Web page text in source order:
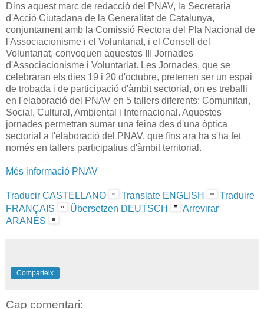
Dins aquest marc de redacció del PNAV, la Secretaria
d'Acció Ciutadana de la Generalitat de Catalunya,
conjuntament amb la Comissió Rectora del Pla Nacional de
l'Associacionisme i el Voluntariat, i el Consell del
Voluntariat, convoquen aquestes III Jornades
d'Associacionisme i Voluntariat. Les Jornades, que se
celebraran els dies 19 i 20 d'octubre, pretenen ser un espai
de trobada i de participació d'àmbit sectorial, on es treballi
en l'elaboració del PNAV en 5 tallers diferents: Comunitari,
Social, Cultural, Ambiental i Internacional. Aquestes
jornades permetran sumar una feina des d'una òptica
sectorial a l'elaboració del PNAV, que fins ara ha s'ha fet
només en tallers participatius d'àmbit territorial.
Més informació PNAV
Traducir CASTELLANO Translate ENGLISH
Traduire
FRANÇAIS
Übersetzen DEUTSCH
Arrevirar
ARANÉS
Comparteix
Cap comentari: